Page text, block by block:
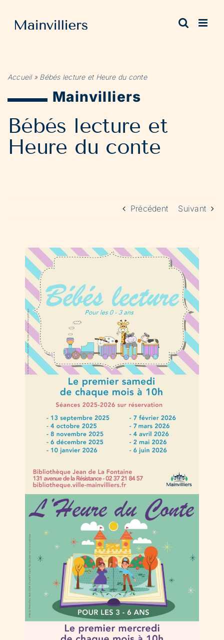
contenu
Accueil» Bébés lecture et Heure du conte
Mainvilliers
Bébés lecture et
Heure du conte
Précédent Suivant